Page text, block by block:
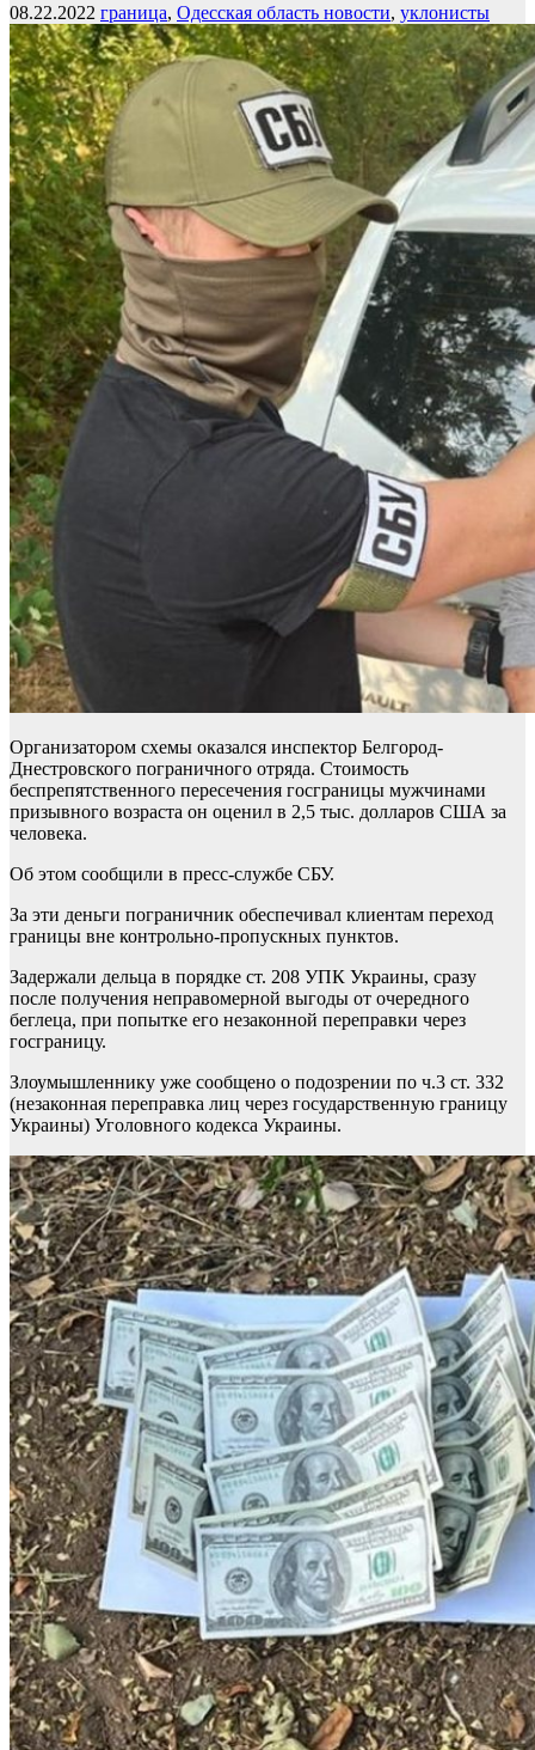
08.22.2022 граница, Одесская область новости, уклонисты
Организатором схемы оказался инспектор Белгород-
Днестровского пограничного отряда. Стоимость
беспрепятственного пересечения госграницы мужчинами
призывного возраста он оценил в 2,5 тыс. долларов США за
человека.
Об этом сообщили в пресс-службе СБУ.
За эти деньги пограничник обеспечивал клиентам переход
границы вне контрольно-пропускных пунктов.
Задержали дельца в порядке ст. 208 УПК Украины, сразу
после получения неправомерной выгоды от очередного
беглеца, при попытке его незаконной переправки через
госграницу.
Злоумышленнику уже сообщено о подозрении по ч.3 ст. 332
(незаконная переправка лиц через государственную границу
Украины) Уголовного кодекса Украины.